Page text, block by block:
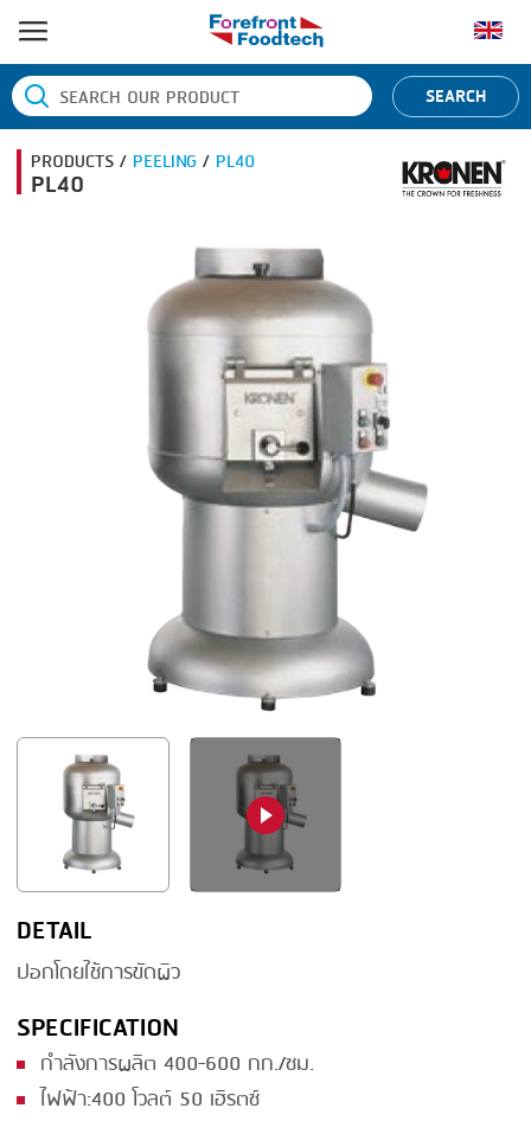
หน้าแรก
ประเภทสินค้า
BANDING
LOADER
MEMBRANING
PACKING
PEELING
SEARING
SKIN PACK
SKINNING
SLICING
SMOKING
ยี่ห้อสินค้า
ORVED
SEARCH
PRODUCTS / PEELING/ PL40
PL40
DETAIL
ปอกโดยใช้การขัดผิว
SPECIFICATION
กำลังการผลิต 400-600 กก./ซม.
ไฟฟ้า:400 โวลต์ 50 เฮิรตซ์